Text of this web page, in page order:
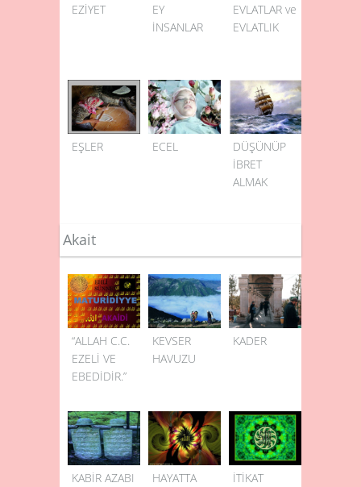
EZİYET
EY
İNSANLAR
EVLATLAR ve
EVLATLIK
EŞLER ECEL
DÜŞÜNÜP
İBRET
ALMAK
Akait
“ALLAH C.C.
EZELİ VE
EBEDİDİR.”
KEVSER
HAVUZU
KADER
KABİR AZABI
HAYATTA
İTİKAT